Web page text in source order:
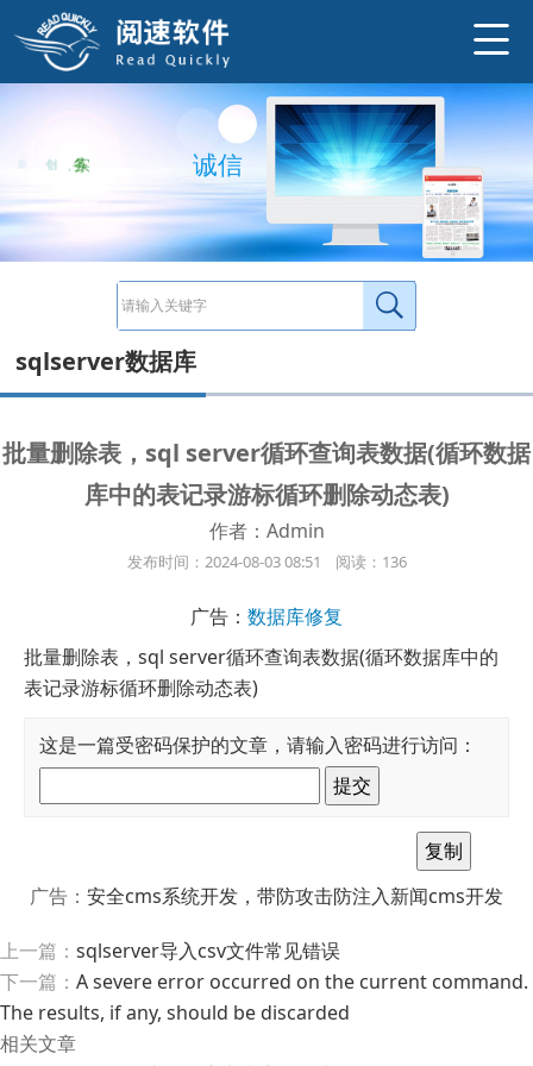
新
诚 信
sqlserver数据库
批量删除表，sql server循环查询表数据(循环数据
库中的表记录游标循环删除动态表)
作者：Admin
发布时间：2024-08-03 08:51 阅读：136
广告： 数据库修复
批量删除表，sql server循环查询表数据(循环数据库中的
表记录游标循环删除动态表)
这是一篇受密码保护的文章，请输入密码进行访问：
广告： 安全cms系统开发，带防攻击防注入新闻cms开发
上一篇： sqlserver导入csv文件常见错误
下一篇： A severe error occurred on the current command.
The results, if any, should be discarded
相关文章